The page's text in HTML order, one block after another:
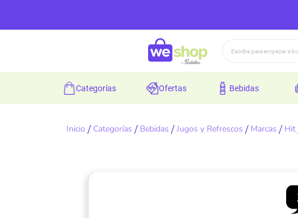
categorías ofertas bebidas
Inicio Categorías Bebidas Jugos y Refrescos Marcas Hit